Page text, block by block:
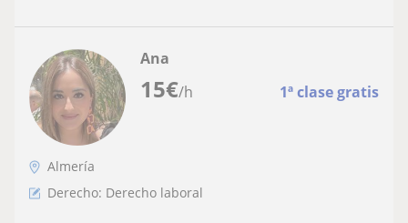
15€/h 1ª clase gratis
Ana
Almería
Derecho: Derecho laboral